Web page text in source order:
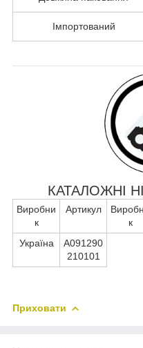
Імпортований
КАТАЛОЖНІ
Виробни
к
Артикул
к
Україна
А091290
210101
Приховати